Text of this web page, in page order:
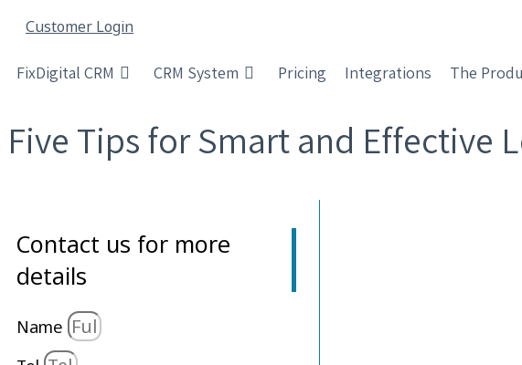
Customer Login
FixDigital CRM CRM System Pricing Integrations The
Five Tips for Smart and Effective
Contact us for more
details
Name